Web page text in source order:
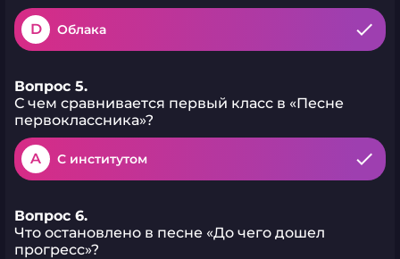
D Облака
Вопрос 5.
С чем сравнивается первый класс в «Песне
первоклассника»?
A С институтом
Вопрос 6.
Что остановлено в песне «До чего дошел
прогресс»?